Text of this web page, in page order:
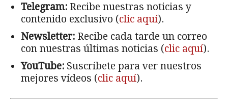
Telegram: Recibe nuestras noticias y
contenido exclusivo (clic aquí).
Newsletter: Recibe cada tarde un correo
con nuestras últimas noticias (clic aquí).
YouTube: Suscríbete para ver nuestros
mejores vídeos (clic aquí).